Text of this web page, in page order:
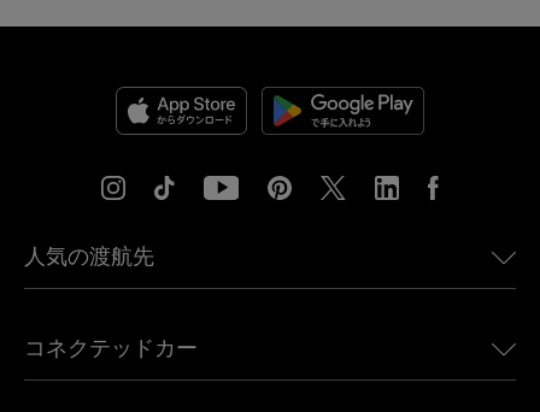
人気の渡航先
ヨーロッパ向けeSIM
コネクテッドカー